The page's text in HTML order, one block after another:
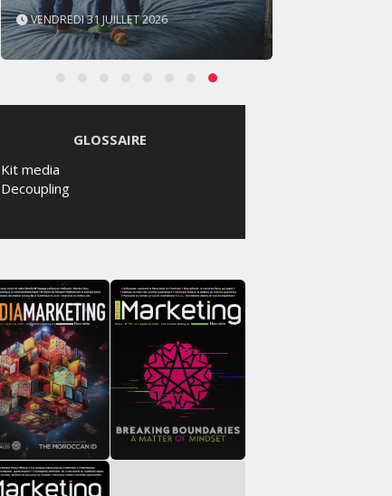
JEUDI 6 AOÛT 2026
GLOSSAIRE
Kit media
Decoupling